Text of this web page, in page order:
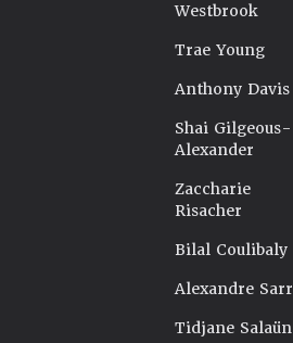
Westbrook
Trae Young
Anthony Davis
Shai Gilgeous-
Alexander
Zaccharie
Risacher
Bilal Coulibaly
Alexandre Sarr
Tidjane Salaün